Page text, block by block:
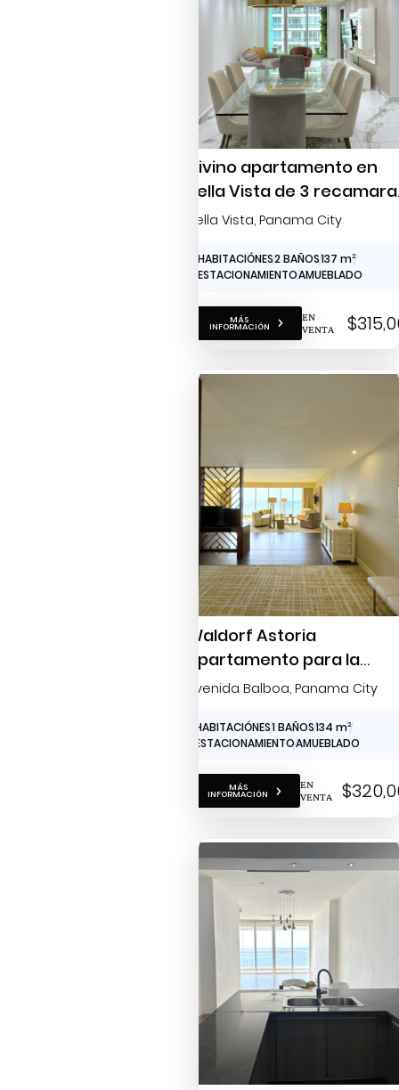
Divino apartamento en
Bella Vista de 3
full amoblado para la
Bella Vista, Panama City
3 HABITACIÓNES2 BAÑOS137 m2
2 ESTACIONAMIENTOAMUEBLADO
MÁS
INFORMACIÓN
EN
VENTA
Waldorf Astoria
apartamento para la
venta
Avenida Balboa, Panama City
1 HABITACIÓNES1 BAÑOS134 m2
1 ESTACIONAMIENTOAMUEBLADO
MÁS
INFORMACIÓN
EN
VENTA